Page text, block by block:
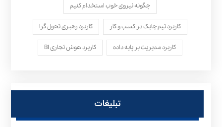
چگونه نیروی خوب استخدام کنیم
کاربرد تیم چابک در کسب و کار کاربرد رهبری تحول‌ گرا
کاربرد مدیریت بر پایه داده کاربرد هوش تجاری BI
تبلیغات